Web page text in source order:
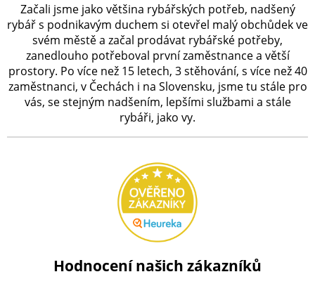
Začali jsme jako většina rybářských potřeb, nadšený
rybář s podnikavým duchem si otevřel malý obchůdek ve
svém městě a začal prodávat rybářské potřeby,
zanedlouho potřeboval první zaměstnance a větší
prostory. Po více než 15 letech, 3 stěhování, s více než 40
zaměstnanci, v Čechách i na Slovensku, jsme tu stále pro
vás, se stejným nadšením, lepšími službami a stále
rybáři, jako vy.
Hodnocení našich zákazníků